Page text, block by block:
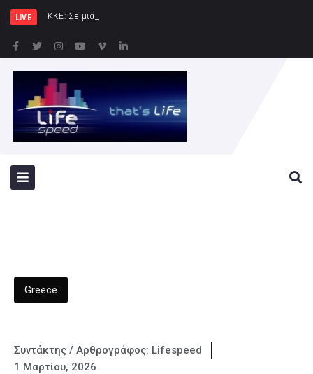
LIVE ΚΚΕ: Σε μια περιοχή που ήδη φλέ
Greece
Συντάκτης / Αρθρογράφος: Lifespeed
1 Μαρτίου, 2026